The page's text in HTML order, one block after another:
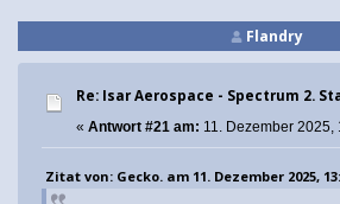
Flandry
Re: Isar Aerospace - Spectrum 2.
« Antwort #21 am: 11. Dezember 2025,
Zitat von: Gecko. am 11. Dezember 2025,